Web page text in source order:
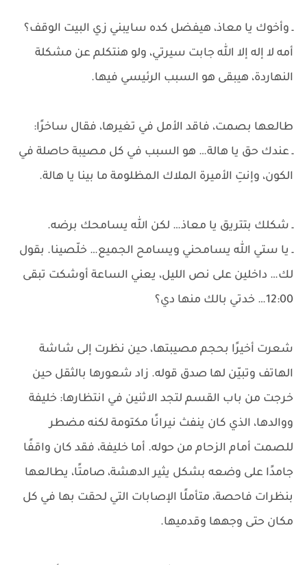
ـ وأخوك يا معاذ، هيفضل كده سايبني زي البيت الوقف؟
أمه لا إله إلا الله جابت سيرتي، ولو هنتكلم عن مشكلة
النهاردة، هيبقى هو السبب الرئيسي فيها.
طالعها بصمت، فاقد الأمل في تغيرها، فقال ساخرًا:
ـ عندك حق يا هالة… هو السبب في كل مصيبة حاصلة في
الكون، وإنتِ الأميرة الملاك المظلومة ما بينا يا هالة.
ـ شكلك بتتريق يا معاذ… لكن الله يسامحك برضه.
ـ يا ستي الله يسامحني ويسامح الجميع… خلّصينا. بقول
لك… داخلين على نص الليل، يعني الساعة أوشكت تبقى
12:00… خدتي بالك منها دي؟
شعرت أخيرًا بحجم مصيبتها، حين نظرت إلى شاشة
الهاتف وتبيّن لها صدق قوله. زاد شعورها بالثقل حين
خرجت من باب القسم لتجد الاثنين في انتظارها: خليفة
ووالدها، الذي كان ينفث نيرانًا مكتومة لكنه مضطر
للصمت أمام الزحام من حوله. أما خليفة، فقد كان واقفًا
جامدًا على وضعه بشكل يثير الدهشة، صامتًا، يطالعها
بنظرات فاحصة، متأملًا الإصابات التي لحقت بها في كل
مكان حتى وجهها وقدميها.